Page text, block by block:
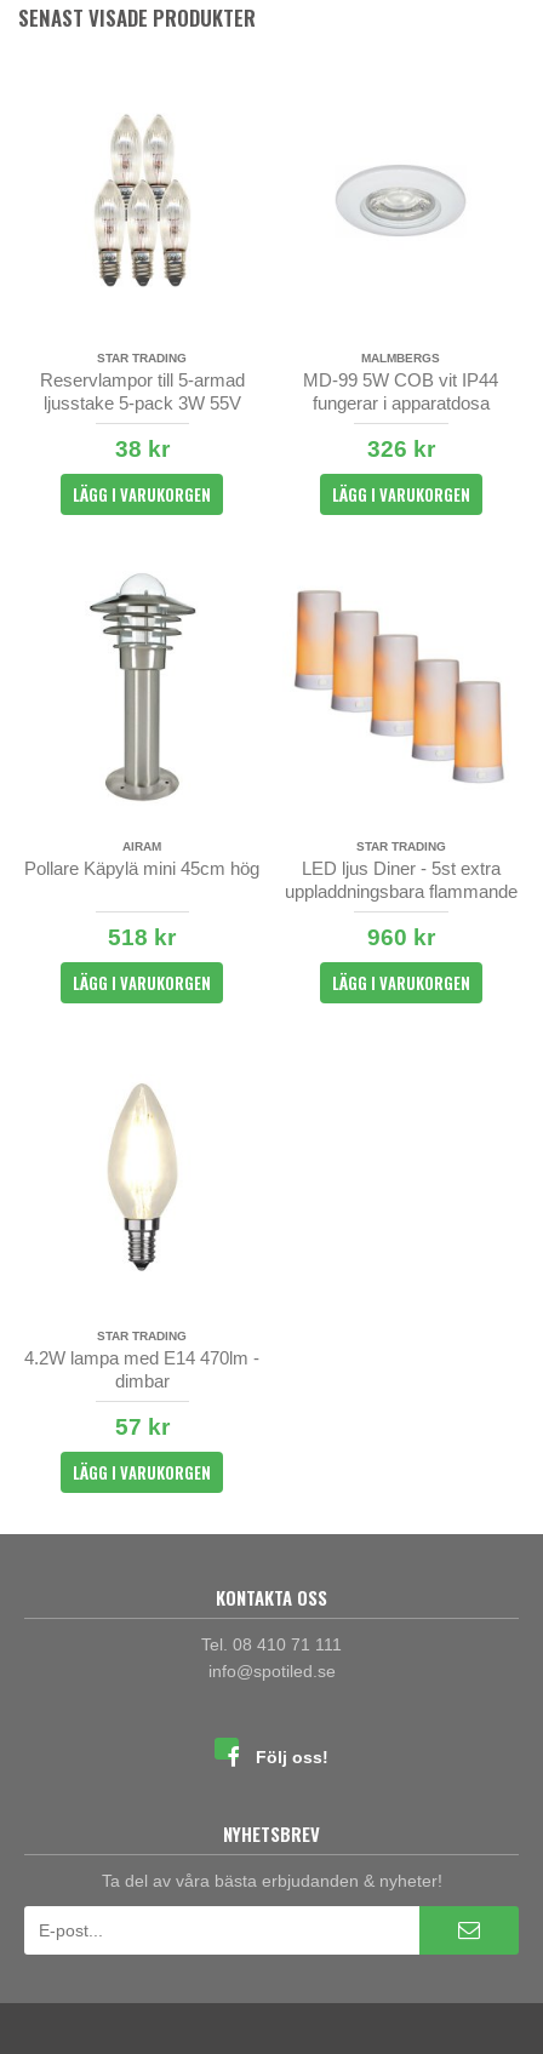
SENAST VISADE PRODUKTER
STAR TRADING
Reservlampor till 5-armad
ljusstake 5-pack 3W 55V
38 kr
LÄGG I VARUKORGEN
MALMBERGS
MD-99 5W COB vit IP44
fungerar i apparatdosa
326 kr
LÄGG I VARUKORGEN
AIRAM
Pollare Käpylä mini 45cm hög
518 kr
LÄGG I VARUKORGEN
STAR TRADING
LED ljus Diner - 5st extra
uppladdningsbara flammande
blockljus
960 kr
LÄGG I VARUKORGEN
STAR TRADING
4.2W lampa med E14 470lm -
dimbar
57 kr
LÄGG I VARUKORGEN
KONTAKTA OSS
Tel. 08 410 71 111
info@spotiled.se
Följ oss!
NYHETSBREV
Ta del av våra bästa erbjudanden & nyheter!